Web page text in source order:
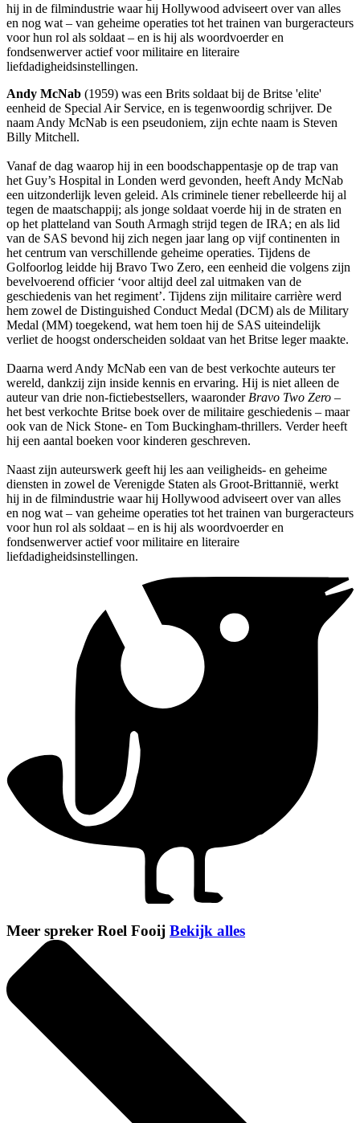
hij in de filmindustrie waar hij Hollywood adviseert over van alles
en nog wat – van geheime operaties tot het trainen van burgeracteurs
voor hun rol als soldaat – en is hij als woordvoerder en
fondsenwerver actief voor militaire en literaire
liefdadigheidsinstellingen.
Andy McNab (1959) was een Brits soldaat bij de Britse 'elite'
eenheid de Special Air Service, en is tegenwoordig schrijver. De
naam Andy McNab is een pseudoniem, zijn echte naam is Steven
Billy Mitchell.
Vanaf de dag waarop hij in een boodschappentasje op de trap van
het Guy’s Hospital in Londen werd gevonden, heeft Andy McNab
een uitzonderlijk leven geleid. Als criminele tiener rebelleerde hij al
tegen de maatschappij; als jonge soldaat voerde hij in de straten en
op het platteland van South Armagh strijd tegen de IRA; en als lid
van de SAS bevond hij zich negen jaar lang op vijf continenten in
het centrum van verschillende geheime operaties. Tijdens de
Golfoorlog leidde hij Bravo Two Zero, een eenheid die volgens zijn
bevelvoerend officier ‘voor altijd deel zal uitmaken van de
geschiedenis van het regiment’. Tijdens zijn militaire carrière werd
hem zowel de Distinguished Conduct Medal (DCM) als de Military
Medal (MM) toegekend, wat hem toen hij de SAS uiteindelijk
verliet de hoogst onderscheiden soldaat van het Britse leger maakte.
Daarna werd Andy McNab een van de best verkochte auteurs ter
wereld, dankzij zijn inside kennis en ervaring. Hij is niet alleen de
auteur van drie non-fictiebestsellers, waaronder Bravo Two Zero –
het best verkochte Britse boek over de militaire geschiedenis – maar
ook van de Nick Stone- en Tom Buckingham-thrillers. Verder heeft
hij een aantal boeken voor kinderen geschreven.
Naast zijn auteurswerk geeft hij les aan veiligheids- en geheime
diensten in zowel de Verenigde Staten als Groot-Brittannië, werkt
hij in de filmindustrie waar hij Hollywood adviseert over van alles
en nog wat – van geheime operaties tot het trainen van burgeracteurs
voor hun rol als soldaat – en is hij als woordvoerder en
fondsenwerver actief voor militaire en literaire
liefdadigheidsinstellingen.
Meer spreker Roel Fooij Bekijk alles